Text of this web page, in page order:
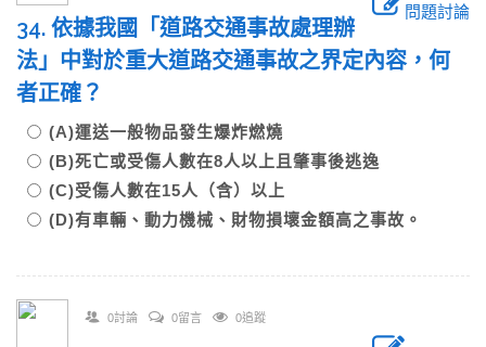
問題討論
34. 依據我國「道路交通事故處理辦
法」中對於重大道路交通事故之界定內容，何
者正確？
(A)運送一般物品發生爆炸燃燒
(B)死亡或受傷人數在8人以上且肇事後逃逸
(C)受傷人數在15人（含）以上
(D)有車輛、動力機械、財物損壞金額高之事故。
0討論 0留言 0追蹤